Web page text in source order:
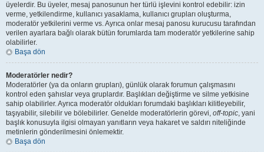
üyelerdir. Bu üyeler, mesaj panosunun her türlü işlevini kontrol edebilir: izin
verme, yetkilendirme, kullanıcı yasaklama, kullanıcı grupları oluşturma,
moderatör yetkilerini verme vs. Ayrıca onlar mesaj panosu kurucusu tarafından
verilen ayarlara bağlı olarak bütün forumlarda tam moderatör yetkilerine sahip
olabilirler.
Başa dön
Moderatörler nedir?
Moderatörler (ya da onların grupları), günlük olarak forumun çalışmasını
kontrol eden şahıslar veya gruplardır. Başlıkları değiştirme ve silme yetkisine
sahip olabilirler. Ayrıca moderatör oldukları forumdaki başlıkları kilitleyebilir,
taşıyabilir, silebilir ve bölebilirler. Genelde moderatörlerin görevi, off-topic, yani
başlık konusuyla ilgisi olmayan yanıtların veya hakaret ve saldırı niteliğinde
metinlerin gönderilmesini önlemektir.
Başa dön